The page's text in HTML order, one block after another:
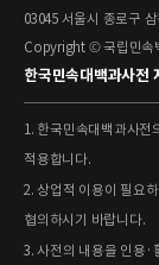
03045 서울시 종로구
Copyright © 국립민속
한국민속대백과사전
1. 한국민속대백과사전
적용합니다.
2. 상업적 이용이 필요
협의하시기 바랍니다.
3. 사전의 내용을 인용·